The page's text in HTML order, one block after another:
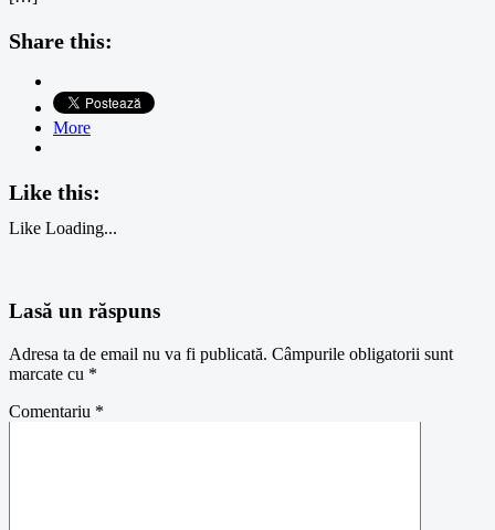
Share this:
More
Like this:
Like Loading...
Lasă un răspuns
Adresa ta de email nu va fi publicată. Câmpurile obligatorii sunt
marcate cu *
Comentariu *